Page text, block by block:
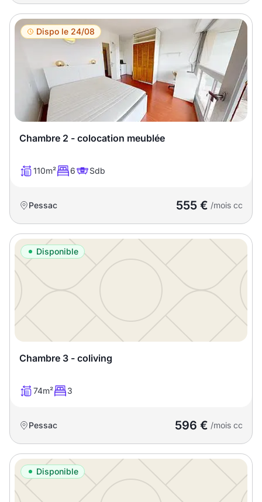
Dispo le 24/08
Chambre 2 - colocation meublée
110m² 6 Sdb
Pessac 555 € /mois cc
Disponible
Chambre 3 - coliving
74m² 3
Pessac 596 € /mois cc
Disponible